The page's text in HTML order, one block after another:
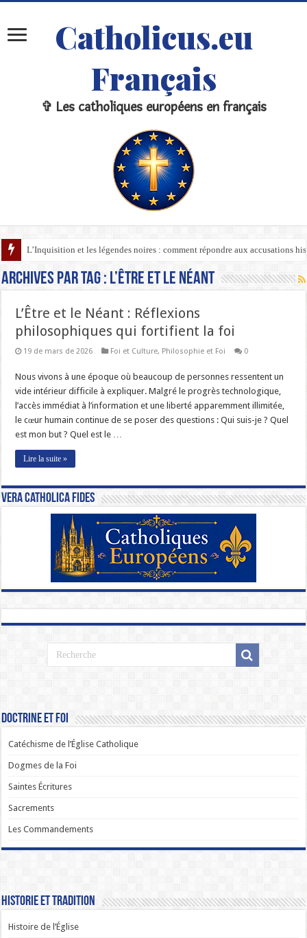
Catholicus.eu
Français
✞ Les catholiques européens en français
L’Inquisition et les légendes noires : comment répondre aux accusations
Archives par tag : L’Être et le Néant
L’Être et le Néant : Réflexions
philosophiques qui fortifient la foi
19 de mars de 2026 Foi et Culture, Philosophie et Foi 0
Nous vivons à une époque où beaucoup de personnes ressentent un
vide intérieur difficile à expliquer. Malgré le progrès technologique,
l’accès immédiat à l’information et une liberté apparemment illimitée,
le cœur humain continue de se poser des questions : Qui suis-je ? Quel
est mon but ? Quel est le …
Lire la suite »
Vera Catholica Fides
Doctrine et Foi
Catéchisme de l’Église Catholique
Dogmes de la Foi
Saintes Écritures
Sacrements
Les Commandements
Historie et Tradition
Histoire de l’Église